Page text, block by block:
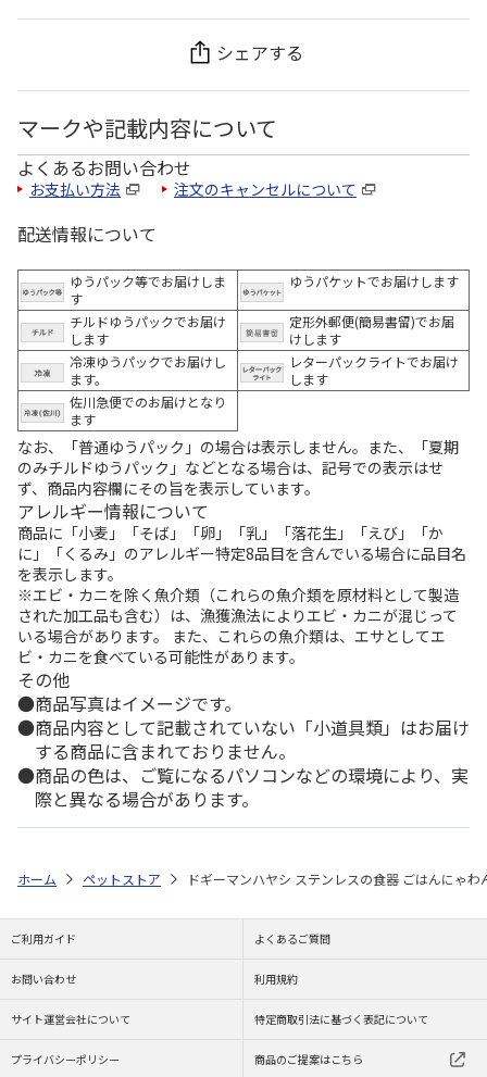
シェアする
マークや記載内容について
よくあるお問い合わせ
お支払い方法 注文のキャンセルについて
配送情報について
ゆうパック等でお届けしま
す
ゆうパケットでお届けします
チルドゆうパックでお届け
します
定形外郵便(簡易書留)でお届
けします
冷凍ゆうパックでお届けし
ます。
レターパックライトでお届け
します
佐川急便でのお届けとなり
ます
なお、「普通ゆうパック」の場合は表示しません。また、「夏期
のみチルドゆうパック」などとなる場合は、記号での表示はせ
ず、商品内容欄にその旨を表示しています。
アレルギー情報について
商品に「小麦」「そば」「卵」「乳」「落花生」「えび」「か
に」「くるみ」のアレルギー特定8品目を含んでいる場合に品目名
を表示します。
※エビ・カニを除く魚介類（これらの魚介類を原材料として製造
された加工品も含む）は、漁獲漁法によりエビ・カニが混じって
いる場合があります。 また、これらの魚介類は、エサとしてエ
ビ・カニを食べている可能性があります。
その他
商品写真はイメージです。
商品内容として記載されていない「小道具類」はお届け
する商品に含まれておりません。
商品の色は、ご覧になるパソコンなどの環境により、実
際と異なる場合があります。
ホーム ペットストア ドギーマンハヤシ ステンレスの食器 ごはんにゃわ
ご利用ガイド よくあるご質問
お問い合わせ 利用規約
サイト運営会社について 特定商取引法に基づく表記について
プライバシーポリシー 商品のご提案はこちら